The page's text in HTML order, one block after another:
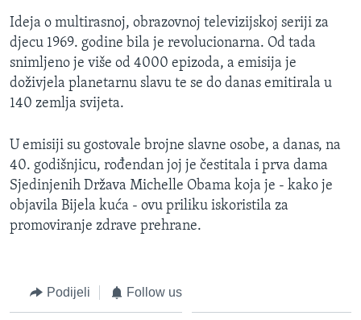
pretraguBOSNA I HERCEGOVINA
SVIJET
SPECIJALNI PROJEKTI
KORUPCIJA
SLOBODA MEDIJA
ŽENSKA STRANA
MAGAZIN
O GLASU AMERIKE
Learning English
Ideja o multirasnoj, obrazovnoj televizijskoj seriji za
djecu 1969. godine bila je revolucionarna. Od tada
snimljeno je više od 4000 epizoda, a emisija je
doživjela planetarnu slavu te se do danas emitirala u
140 zemlja svijeta.
U emisiji su gostovale brojne slavne osobe, a danas, na
40. godišnjicu, rođendan joj je čestitala i prva dama
Sjedinjenih Država Michelle Obama koja je - kako je
objavila Bijela kuća - ovu priliku iskoristila za
promoviranje zdrave prehrane.
Podijeli Follow us